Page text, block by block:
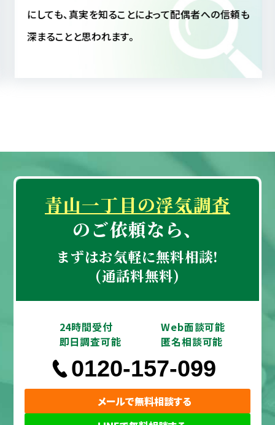
にしても、真実を知ることによって配偶者への信頼も
深まることと思われます。
青山一丁目の浮気調査
のご依頼なら、
まずはお気軽に無料相談!
(通話料無料)
24時間受付
Web面談可能
即日調査可能
匿名相談可能
0120-157-099
メールで無料相談する